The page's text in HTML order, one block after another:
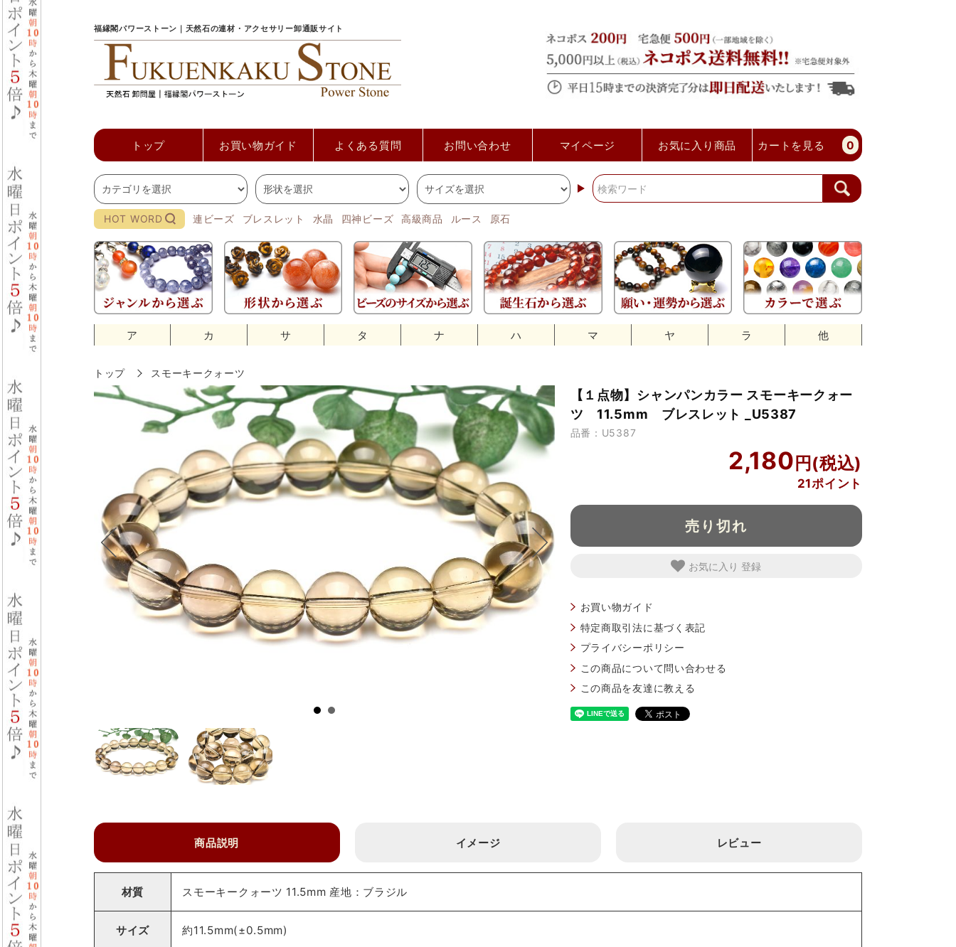
福縁閣パワーストーン｜天然石の連材・アクセサリー卸通販サイト
トップ お買い物ガイド よくある質問 お問い合わせ マイページ お気に入り商品 カートを見る 0
HOT WORD 連ビーズ ブレスレット 水晶 四神ビーズ 高級商品 ルース 原石
ア カ サ タ ナ ハ マ ヤ ラ 他
トップ スモーキークォーツ
【１点物】シャンパンカラー スモーキークォー
ツ 11.5mm ブレスレット _U5387
品番：U5387
2,180
21ポイント
売り切れ
お気に入り
お買い物ガイド
特定商取引法に基づく表記
プライバシーポリシー
この商品について問い合わせる
この商品を友達に教える
商品説明 イメージ レビュー
材質 スモーキークォーツ 11.5mm 産地：ブラジル
サイズ 約11.5mm(±0.5mm)